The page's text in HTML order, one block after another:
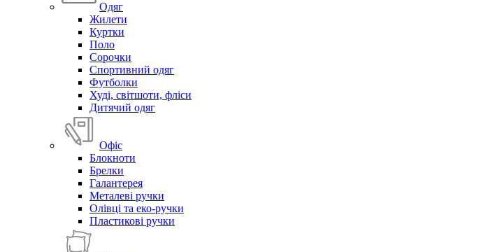
Одяг
Жилети
Куртки
Поло
Сорочки
Спортивний одяг
Футболки
Худі, світшоти, фліси
Дитячий одяг
Офіс
Блокноти
Брелки
Галантерея
Металеві ручки
Олівці та еко-ручки
Пластикові ручки